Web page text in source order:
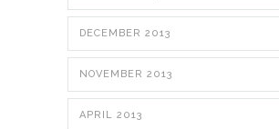
DECEMBER 2013
NOVEMBER 2013
APRIL 2013